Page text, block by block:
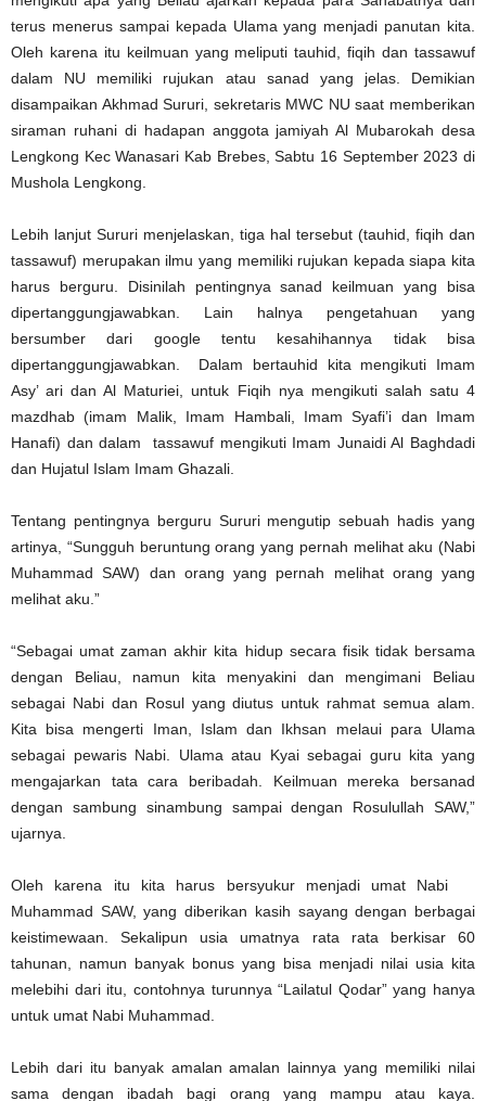
terus menerus sampai kepada Ulama yang menjadi panutan kita.
Oleh karena itu keilmuan yang meliputi tauhid, fiqih dan tassawuf
dalam NU memiliki rujukan atau sanad yang jelas. Demikian
disampaikan Akhmad Sururi, sekretaris MWC NU saat memberikan
siraman ruhani di hadapan anggota jamiyah Al Mubarokah desa
Lengkong Kec Wanasari Kab Brebes, Sabtu 16 September 2023 di
Mushola Lengkong.
Lebih lanjut Sururi menjelaskan, tiga hal tersebut (tauhid, fiqih dan
tassawuf) merupakan ilmu yang memiliki rujukan kepada siapa kita
harus berguru. Disinilah pentingnya sanad keilmuan yang bisa
dipertanggungjawabkan. Lain halnya pengetahuan yang
bersumber dari google tentu kesahihannya tidak bisa
dipertanggungjawabkan. Dalam bertauhid kita mengikuti Imam
Asy’ ari dan Al Maturiei, untuk Fiqih nya mengikuti salah satu 4
mazdhab (imam Malik, Imam Hambali, Imam Syafi’i dan Imam
Hanafi) dan dalam tassawuf mengikuti Imam Junaidi Al Baghdadi
dan Hujatul Islam Imam Ghazali.
Tentang pentingnya berguru Sururi mengutip sebuah hadis yang
artinya, “Sungguh beruntung orang yang pernah melihat aku (Nabi
Muhammad SAW) dan orang yang pernah melihat orang yang
melihat aku.”
“Sebagai umat zaman akhir kita hidup secara fisik tidak bersama
dengan Beliau, namun kita menyakini dan mengimani Beliau
sebagai Nabi dan Rosul yang diutus untuk rahmat semua alam.
Kita bisa mengerti Iman, Islam dan Ikhsan melaui para Ulama
sebagai pewaris Nabi. Ulama atau Kyai sebagai guru kita yang
mengajarkan tata cara beribadah. Keilmuan mereka bersanad
dengan sambung sinambung sampai dengan Rosulullah SAW,”
ujarnya.
Oleh karena itu kita harus bersyukur menjadi umat Nabi
Muhammad SAW, yang diberikan kasih sayang dengan berbagai
keistimewaan. Sekalipun usia umatnya rata rata berkisar 60
tahunan, namun banyak bonus yang bisa menjadi nilai usia kita
melebihi dari itu, contohnya turunnya “Lailatul Qodar” yang hanya
untuk umat Nabi Muhammad.
Lebih dari itu banyak amalan amalan lainnya yang memiliki nilai
sama dengan ibadah bagi orang yang mampu atau kaya.